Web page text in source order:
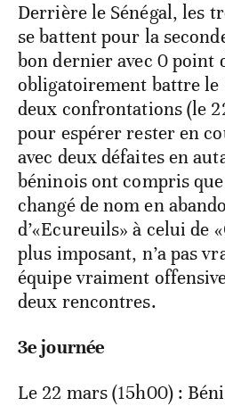
Derrière le Sénégal, les
se battent pour la
bon dernier avec 0 point
obligatoirement battre le
deux confrontations (le
pour espérer rester en
avec deux défaites en
béninois ont compris
changé de nom en
d’«Ecureuils» à celui de
plus imposant, n’a pas
équipe vraiment
deux rencontres.
3e journée
Le 22 mars (15h00) :